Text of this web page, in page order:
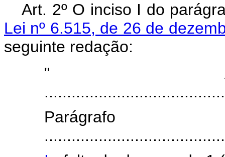
Art. 2º O inciso I do
Lei nº 6.515, de 26 de
seguinte redação:
"